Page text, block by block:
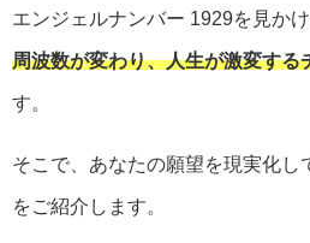
エンジェルナンバー 1929を見か
周波数が変わり、人生が激変する
す。
そこで、あなたの願望を現実化し
をご紹介します。